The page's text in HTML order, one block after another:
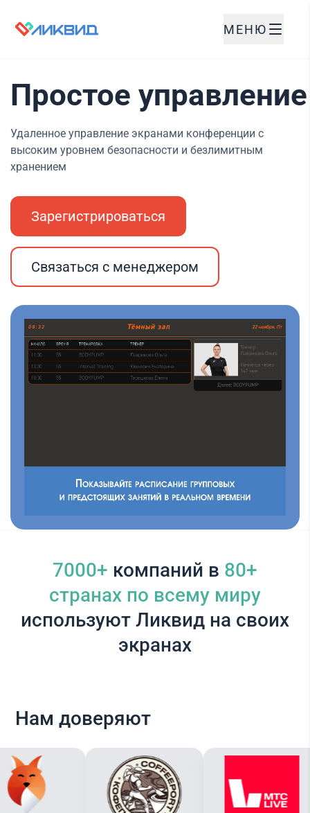
МЕНЮ
Простое
Удаленное управление экранами конференции с
высоким уровнем безопасности и безлимитным
хранением
Зарегистрироваться
Связаться с менеджером
7000+ компаний в 80+
cтранах по всему миру
используют Ликвид на своих
экранах
Нам доверяют